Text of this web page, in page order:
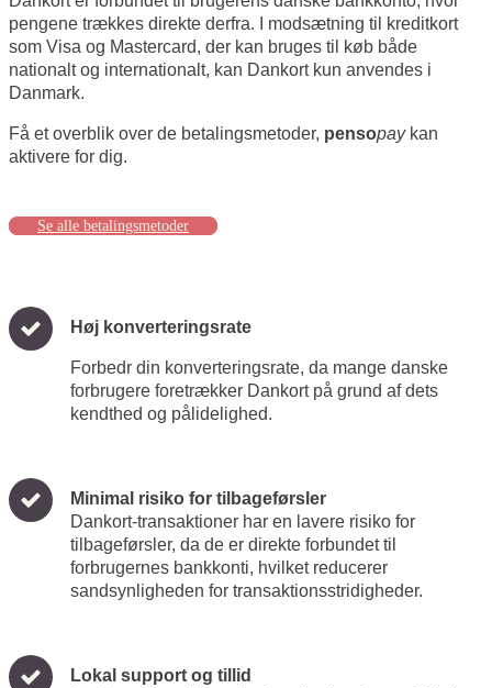
pengene trækkes direkte derfra. I modsætning til kreditkort
som Visa og Mastercard, der kan bruges til køb både
nationalt og internationalt, kan Dankort kun anvendes i
Danmark.
Få et overblik over de betalingsmetoder, pensopaykan
aktivere for dig.
Se alle betalingsmetoder
Høj konverteringsrate
Forbedr din konverteringsrate, da mange danske
forbrugere foretrækker Dankort på grund af dets
kendthed og pålidelighed.
Minimal risiko for tilbageførsler
Dankort-transaktioner har en lavere risiko for
tilbageførsler, da de er direkte forbundet til
forbrugernes bankkonti, hvilket reducerer
sandsynligheden for transaktionsstridigheder.
Lokal support og tillid